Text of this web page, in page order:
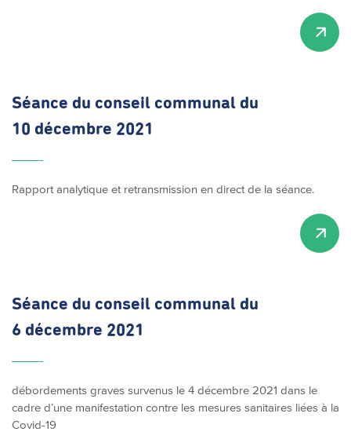
Séance du conseil communal du
10 décembre 2021
Rapport analytique et retransmission en direct de la séance.
Séance du conseil communal du
6 décembre 2021
débordements graves survenus le 4 décembre 2021 dans le
cadre d’une manifestation contre les mesures sanitaires liées à la
Covid-19